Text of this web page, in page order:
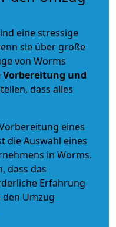
eine stressige
sie über große
von Worms
Vorbereitung und
dass alles
eines
die Auswahl eines
in Worms.
dass das
Erfahrung
Umzug